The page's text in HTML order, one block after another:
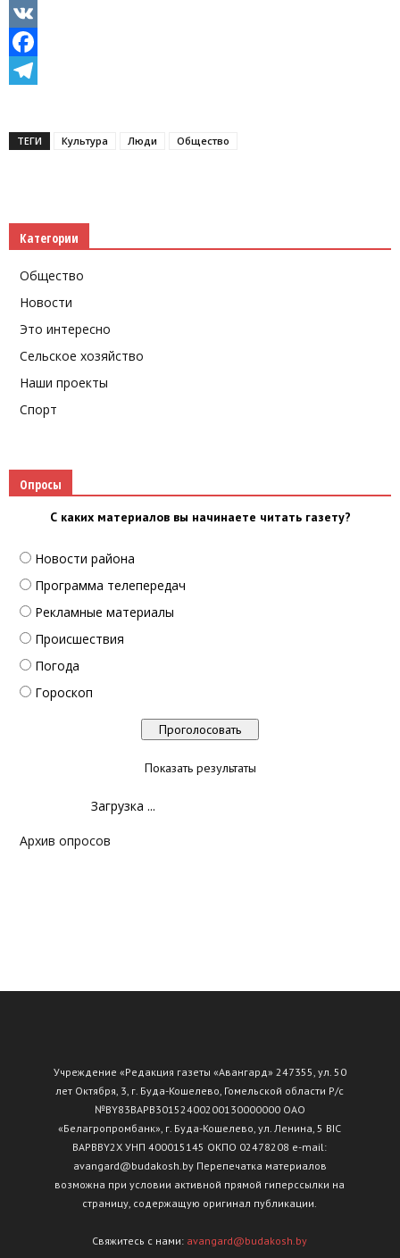
Odnoklassniki
VK
Facebook
ТЕГИ Культура Люди Общество
Категории
Общество
Новости
Это интересно
Сельское хозяйство
Наши проекты
Спорт
Опросы
С каких материалов вы начинаете читать газету?
Новости района
Программа телепередач
Рекламные материалы
Происшествия
Погода
Гороскоп
Показать результаты
Загрузка ...
Архив опросов
Учреждение «Редакция газеты «Авангард» 247355, ул. 50
лет Октября, 3, г. Буда-Кошелево, Гомельской области Р/с
№ВY83ВАРВ30152400200130000000 ОАО
«Белагропромбанк», г. Буда-Кошелево, ул. Ленина, 5 BIC
BAPBBY2X УНП 400015145 ОКПО 02478208 e-mail:
avangard@budakosh.by Перепечатка материалов
возможна при условии активной прямой гиперссылки на
страницу, содержащую оригинал публикации.
Свяжитесь с нами: avangard@budakosh.by